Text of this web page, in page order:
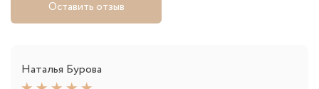
Оставить отзыв
Наталья Бурова